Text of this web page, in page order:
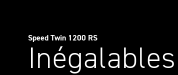
Speed Twin 1200 RS
Inégalables